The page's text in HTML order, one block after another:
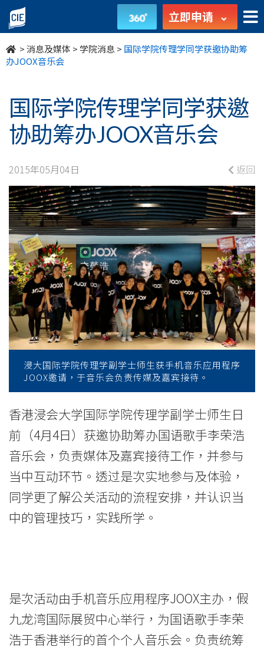
国
际
学
传
理
学
同
学
获
邀
协
助
筹
JOOX
音
乐
会
学
息
国
立即申请
>消息及媒体 >学院消息 > 国际学院传理学同学获邀协助筹
办JOOX音乐会
国际学院传理学同学获邀
协助筹办JOOX音乐会
2015年05月04日 返回
浸大国际学院传理学副学士师生获手机音乐应用程序
JOOX邀请，于音乐会负责传媒及嘉宾接待。
香港浸会大学国际学院传理学副学士师生日
前（4月4日）获邀协助筹办国语歌手李荣浩
音乐会，负责媒体及嘉宾接待工作，并参与
当中互动环节。透过是次实地参与及体验，
同学更了解公关活动的流程安排，并认识当
中的管理技巧，实践所学。
是次活动由手机音乐应用程序JOOX主办，假
九龙湾国际展贸中心举行，为国语歌手李荣
浩于香港举行的首个个人音乐会。负责统筹